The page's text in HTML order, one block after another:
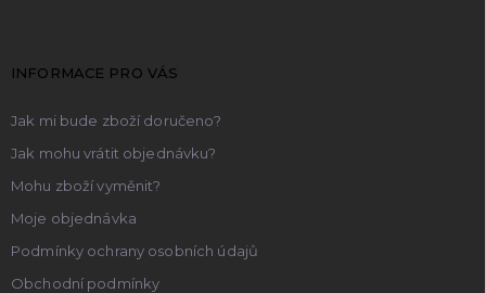
INFORMACE PRO VÁS
Jak mi bude zboží doručeno?
Jak mohu vrátit objednávku?
Mohu zboží vyměnit?
Moje objednávka
Podmínky ochrany osobních údajů
Obchodní podmínky